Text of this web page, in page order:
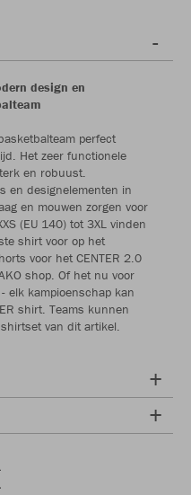
design en
perfect
Het zeer functionele
en robuust.
en designelementen in
en mouwen zorgen voor
(EU 140) tot 3XL vinden
shirt voor op het
voor het CENTER 2.0
shop. Of het nu voor
elk kampioenschap kan
shirt. Teams kunnen
van dit artikel.